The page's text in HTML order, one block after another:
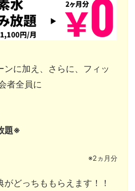
ンに加え、さらに、フィッ
者全員に
題※
※2ヵ月分
がどっちももらえます！！